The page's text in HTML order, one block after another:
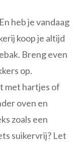
heb je vandaag
koop je altijd
Breng even
op.
met hartjes of
oven en
zoals een
suikervrij? Let